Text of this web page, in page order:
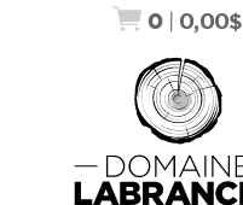
0 | 0,00$